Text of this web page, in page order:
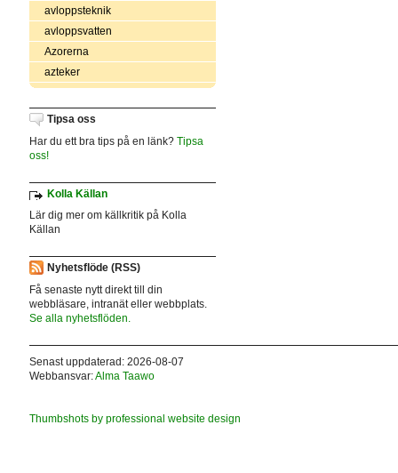
avloppsteknik
avloppsvatten
Azorerna
azteker
Tipsa oss
Har du ett bra tips på en länk? Tipsa
oss!
Kolla Källan
Lär dig mer om källkritik på Kolla
Källan
Nyhetsflöde (RSS)
Få senaste nytt direkt till din
webbläsare, intranät eller webbplats.
Se alla nyhetsflöden.
Senast uppdaterad: 2026-08-07
Webbansvar:Alma Taawo
Thumbshots by professional website design